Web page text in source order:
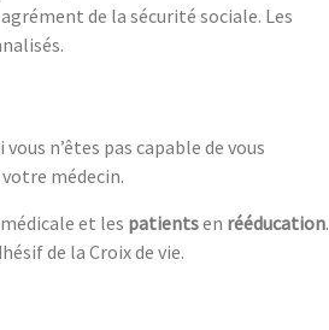
de la sécurité sociale. Les
vous n’êtes pas capable de vous
médecin.
médicale et les patientsen rééducation.
de la Croix de vie.